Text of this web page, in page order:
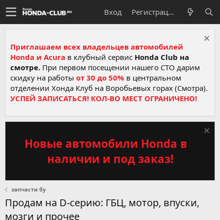
Вход Регистрация
Приглашаем всех владельцев автомобилей
Honda и Acura в клубный сервис Honda Club на
смотре. При первом посещении нашего СТО дарим
скидку на работы от 30 до 50% в центральном
отделении Хонда Клуб на Воробьевых горах (Смотра).
УСПЕЙ ЗАПИСАТЬСЯ! КОЛ-ВО МЕСТ ОГРАНИЧЕНО!
Новые автомобили Honda в
наличии и под заказ!
запчасти бу
Продам на D-серию: ГБЦ, мотор, впуски,
мозги и прочее